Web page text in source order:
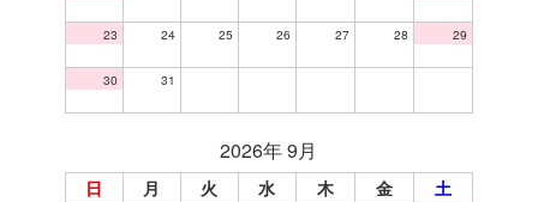
23 24 25 26 27 28 29
30 31
2026年 9月
日 月 火 水 木 金 土